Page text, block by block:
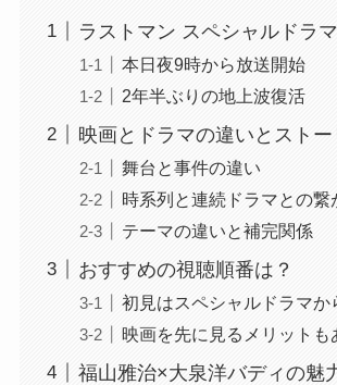
ラストマン スペシャルドラ
本日夜9時から放送開始
2年半ぶりの地上波復活
映画とドラマの違いとスト
舞台と事件の違い
時系列と連続ドラマとの繋
テーマの違いと補完関係
おすすめの視聴順番は？
初見はスペシャルドラマか
映画を先に見るメリットも
福山雅治×大泉洋バディの魅